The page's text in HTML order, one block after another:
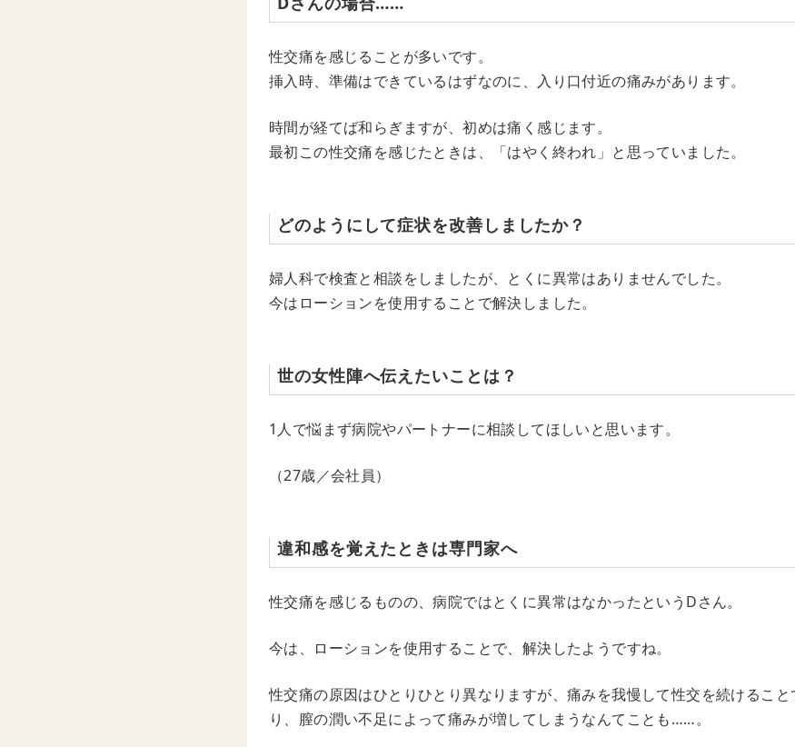
性交痛を感じることが多いです。
挿入時、準備はできているはずなのに、入り口付近の痛みがあります。
時間が経てば和らぎますが、初めは痛く感じます。
最初この性交痛を感じたときは、「はやく終われ」と思っていました。
どのようにして症状を改善しましたか？
婦人科で検査と相談をしましたが、とくに異常はありませんでした。
今はローションを使用することで解決しました。
世の女性陣へ伝えたいことは？
1人で悩まず病院やパートナーに相談してほしいと思います。
（27歳／会社員）
違和感を覚えたときは専門家へ
性交痛を感じるものの、病院ではとくに異常はなかったというDさん。
今は、ローションを使用することで、解決したようですね。
性交痛の原因はひとりひとり異なりますが、痛みを我慢して性交を続けるこ
り、膣の潤い不足によって痛みが増してしまうなんてことも……。